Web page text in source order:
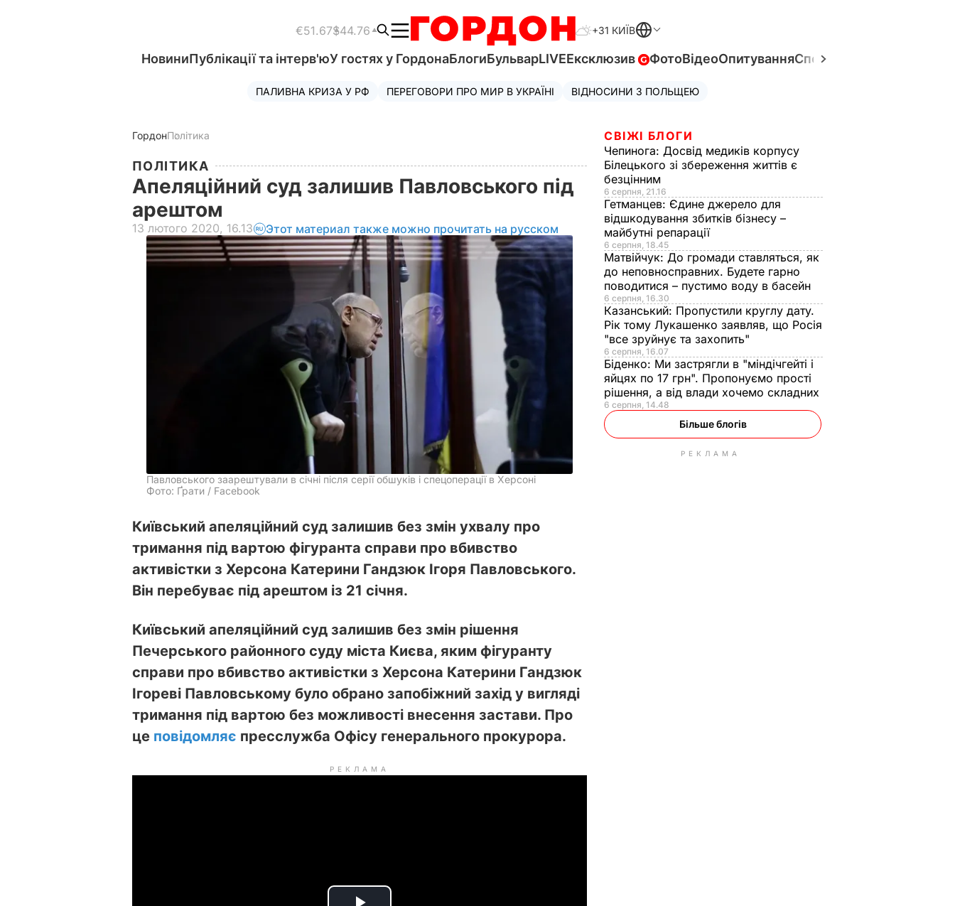
€51.67$44.76 +31 КИЇВ
НовиниПублікації та інтерв'юУ гостях у ГордонаБлогиБульварLIVEЕксклюзив ФотоВідеоОпитуванняСпецпроєкти
ПАЛИВНА КРИЗА У РФ ПЕРЕГОВОРИ ПРО МИР В УКРАЇНІ ВІДНОСИНИ З ПОЛЬЩЕЮ
ГордонПолітика
ПОЛІТИКА
Апеляційний суд залишив Павловського під
арештом
13 лютого 2020, 16.13 Этот материал также можно прочитать на русском
Павловського заарештували в січні після серії обшуків і спецоперації в Херсоні
Фото: Ґрати / Facebook
Київський апеляційний суд залишив без змін ухвалу про
тримання під вартою фігуранта справи про вбивство
активістки з Херсона Катерини Гандзюк Ігоря Павловського.
Він перебуває під арештом із 21 січня.
Київський апеляційний суд залишив без змін рішення
Печерського районного суду міста Києва, яким фігуранту
справи про вбивство активістки з Херсона Катерини Гандзюк
Ігореві Павловському було обрано запобіжний захід у вигляді
тримання під вартою без можливості внесення застави. Про
це повідомляє пресслужба Офісу генерального прокурора.
РЕКЛАМА
СВІЖІ БЛОГИ
Чепинога: Досвід медиків корпусу
Білецького зі збереження життів є
безцінним
6 серпня, 21.16
Гетманцев: Єдине джерело для
відшкодування збитків бізнесу –
майбутні репарації
6 серпня, 18.45
Матвійчук: До громади ставляться, як
до неповносправних. Будете гарно
поводитися – пустимо воду в басейн
6 серпня, 16.30
Казанський: Пропустили круглу дату.
Рік тому Лукашенко заявляв, що Росія
"все зруйнує та захопить"
6 серпня, 16.07
Біденко: Ми застрягли в "міндічгейті і
яйцях по 17 грн". Пропонуємо прості
рішення, а від влади хочемо складних
6 серпня, 14.48
Більше блогів
РЕКЛАМА